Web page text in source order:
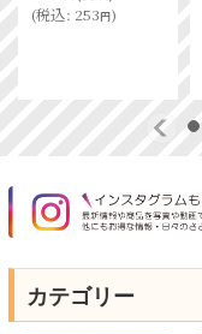
(税込: 253円)
カテゴリー